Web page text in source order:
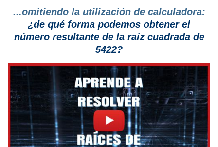
...omitiendo la utilización de calculadora:
¿de qué forma podemos obtener el
número resultante de la raíz cuadrada de
5422?